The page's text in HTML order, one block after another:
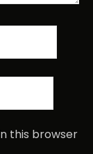
this browser